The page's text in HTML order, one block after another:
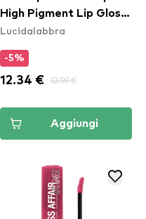
High Pigment Lip Gloss
- Hall Of Flame
Lucidalabbra
-5%
12.34 € 12.99 €
Aggiungi